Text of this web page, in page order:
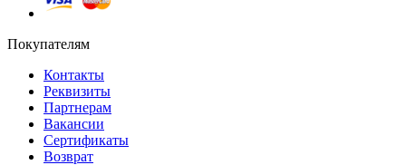
Покупателям
Контакты
Реквизиты
Партнерам
Вакансии
Сертификаты
Возврат